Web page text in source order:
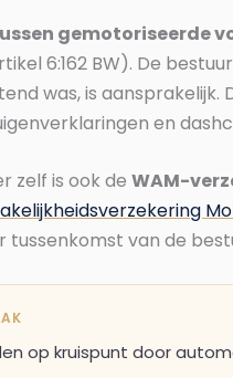
gemotoriseerde
6:162 BW). De
was, is
en
zelf is ook de WAM-
tussenkomst van de
op kruispunt door